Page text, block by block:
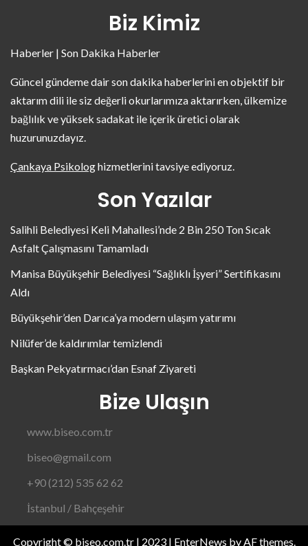
Biz Kimiz
Haberler | Son Dakika Haberler
Güncel gündeme dair son dakika haberlerini en objektif bir
aktarım dili ile siz değerli okurlarımıza aktarırken, ülkemize
bağlılık ve yüksek sadakat ile içerik üretici olarak
huzurunuzdayız.
Çankaya Psikologhizmetlerini tavsiye ediyoruz.
Son Yazılar
Salihli Belediyesi Keli Mahallesi’nde 2 Bin 250 Ton Sıcak
Asfalt Çalışmasını Tamamladı
Manisa Büyükşehir Belediyesi “Sağlıklı İşyeri” Sertifikasını
Aldı
Büyükşehir’den Darıca’ya modern ulaşım yatırımı
Nilüfer’de kaldırımlar temizlendi
Başkan Pekyatırmacı’dan Esnaf Ziyareti
Bize Ulaşın
www.biseo.com.tr
biseo@gmail.com
+90 (212) 535 62 62
İstanbul / Bahçeşehir
Copyright © biseo.com.tr | 2023 | EnterNews by AF themes.